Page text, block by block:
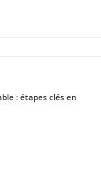
: étapes clés en